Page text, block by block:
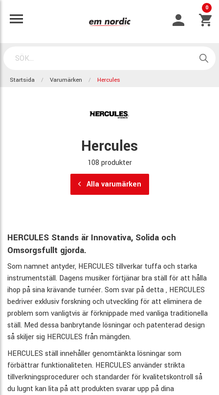
0
Startsida Varumärken Hercules
Hercules
108 produkter
Alla varumärken
HERCULES Stands är Innovativa, Solida och
Omsorgsfullt gjorda.
Som namnet antyder, HERCULES tillverkar tuffa och starka
instrumentställ. Dagens musiker förtjänar bra ställ för att hålla
ihop på sina krävande turnéer. Som svar på detta , HERCULES
bedriver exklusiv forskning och utveckling för att eliminera de
problem som vanligtvis är förknippade med vanliga traditionella
ställ. Med dessa banbrytande lösningar och patenterad design
så skiljer sig HERCULES från mängden.
HERCULES ställ innehåller genomtänkta lösningar som
förbättrar funktionaliteten. HERCULES använder strikta
tillverkningsprocedurer och standarder för kvalitetskontroll så
du lugnt kan lita på att produkten svarar upp på dina